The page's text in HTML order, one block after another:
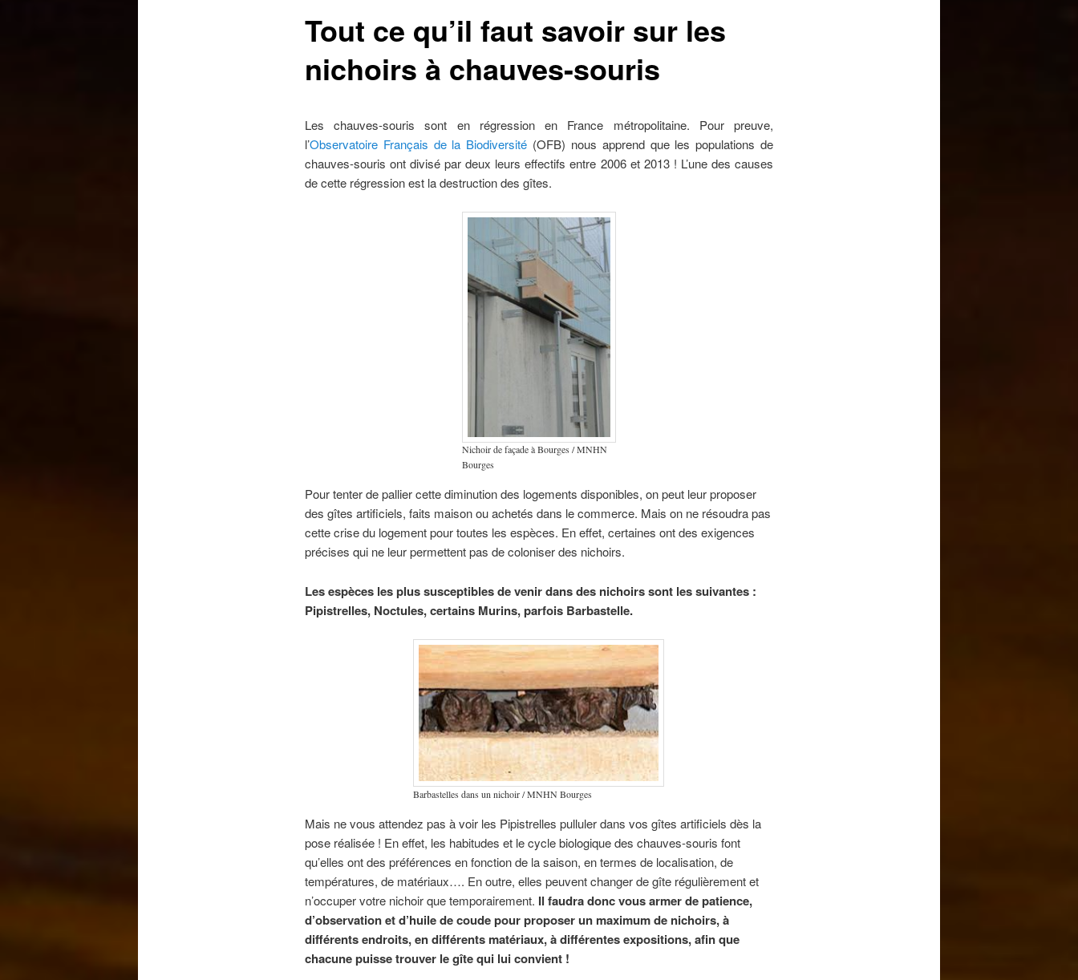
Tout ce qu’il faut savoir sur les
nichoirs à chauves-souris
Les chauves-souris sont en régression en France métropolitaine. Pour preuve,
l’Observatoire Français de la Biodiversité (OFB) nous apprend que les populations de
chauves-souris ont divisé par deux leurs effectifs entre 2006 et 2013 ! L’une des causes
de cette régression est la destruction des gîtes.
Nichoir de façade à Bourges / MNHN
Bourges
Pour tenter de pallier cette diminution des logements disponibles, on peut leur proposer
des gîtes artificiels, faits maison ou achetés dans le commerce. Mais on ne résoudra pas
cette crise du logement pour toutes les espèces. En effet, certaines ont des exigences
précises qui ne leur permettent pas de coloniser des nichoirs.
Les espèces les plus susceptibles de venir dans des nichoirs sont les suivantes :
Pipistrelles, Noctules, certains Murins, parfois Barbastelle.
Barbastelles dans un nichoir / MNHN Bourges
Mais ne vous attendez pas à voir les Pipistrelles pulluler dans vos gîtes artificiels dès la
pose réalisée ! En effet, les habitudes et le cycle biologique des chauves-souris font
qu’elles ont des préférences en fonction de la saison, en termes de localisation, de
températures, de matériaux…. En outre, elles peuvent changer de gîte régulièrement et
n’occuper votre nichoir que temporairement. Il faudra donc vous armer de patience,
d’observation et d’huile de coude pour proposer un maximum de nichoirs, à
différents endroits, en différents matériaux, à différentes expositions, afin que
chacune puisse trouver le gîte qui lui convient !